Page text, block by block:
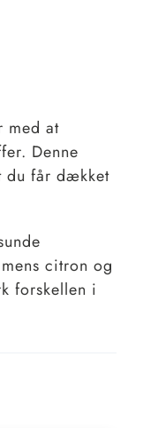
med at
Denne
du får dækket
citron og
forskellen i